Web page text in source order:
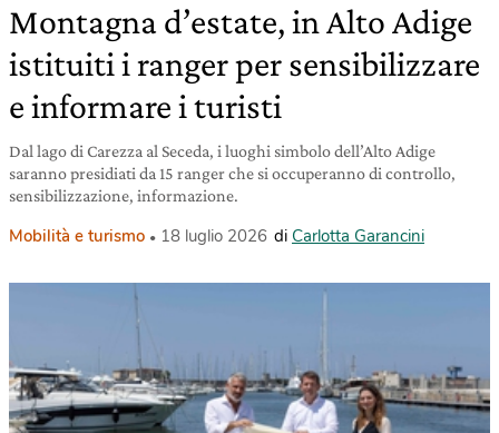
Montagna d’estate, in Alto Adige
istituiti i ranger per sensibilizzare
e informare i turisti
Dal lago di Carezza al Seceda, i luoghi simbolo dell’Alto Adige
saranno presidiati da 15 ranger che si occuperanno di controllo,
sensibilizzazione, informazione.
Mobilità e turismo 18 luglio 2026 di Carlotta Garancini